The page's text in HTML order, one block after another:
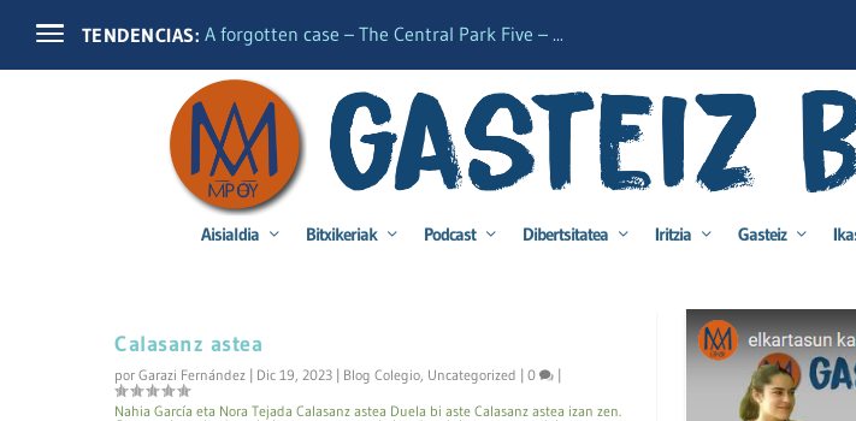
TENDENCIAS: A forgotten case – The Central Park Five – ...
Aisialdia Bitxikeriak Podcast Dibertsitatea Iritzia Gasteiz
Calasanz astea
por Garazi Fernández | Dic 19, 2023 | Blog Colegio, Uncategorized | 0
|
Nahia García eta Nora Tejada Calasanz astea Duela bi aste Calasanz astea izan zen.